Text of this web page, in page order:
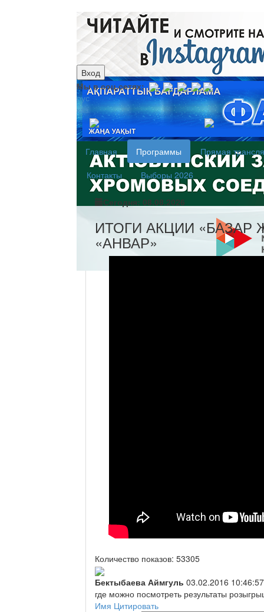
Вход
Мы в соц.сетях:
рус
каз
Главная Программы
Прямая
Контакты
Выборы 2026
Сегодня: 08.08.2026
ИТОГИ АКЦИИ «БАЗАР
«АНВАР»
Количество показов: 53305
Бектыбаева Аймгуль 03.02.2016 10:46:57
где можно посмотреть результаты
Имя Цитировать